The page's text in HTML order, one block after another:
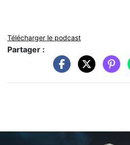
Télécharger le podcast
Partager :